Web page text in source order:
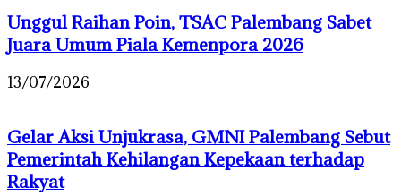
Unggul Raihan Poin, TSAC Palembang Sabet
Juara Umum Piala Kemenpora 2026
13/07/2026
Gelar Aksi Unjukrasa, GMNI Palembang Sebut
Pemerintah Kehilangan Kepekaan terhadap
Rakyat